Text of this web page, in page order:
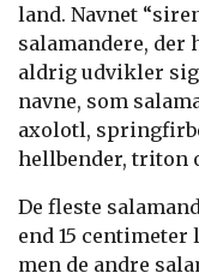
land. Navnet
salamandere, der
aldrig udvikler sig
navne, som
axolotl,
hellbender, triton
De fleste
end 15 centimeter
men de andre